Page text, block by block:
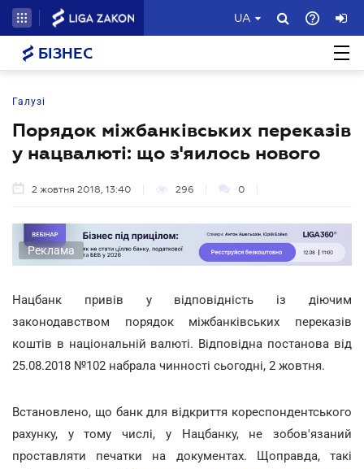
UA
БІЗНЕС
Галузі
Порядок міжбанківських переказів
у нацвалюті: що з'яилось нового
2 жовтня 2018, 13:40 296 0
Реклама
Нацбанк привів у відповідність із діючим
законодавством порядок міжбанківських переказів
коштів в національній валюті. Відповідна постанова від
25.08.2018 №102 набрала чинності сьогодні, 2 жовтня.
Встановлено, що банк для відкриття кореспондентського
рахунку, у тому числі, у Нацбанку, не зобов'язаний
проставляти печатки на документах. Щоправда, такі